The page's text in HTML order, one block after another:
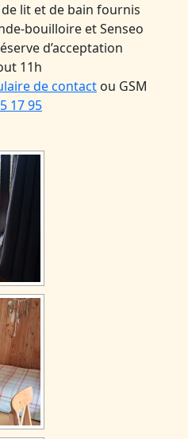
lit et de bain fournis
bouilloire et Senseo
d’acceptation
11h
de contact ou GSM
17 95